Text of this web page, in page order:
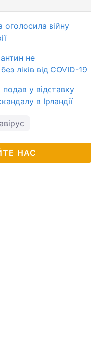
оголосила війну
не
ліків від COVID-19
у відставку
в Ірландії
НАС